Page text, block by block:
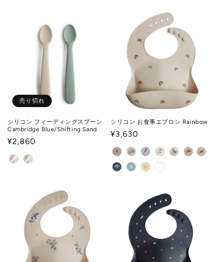
売り切れ
シリコン フィーディングスプーン
Cambridge Blue/Shifting Sand
通
常
価
¥2,860
シリコン お食事エプロン Rainbow
通
常
価
格
¥3,630